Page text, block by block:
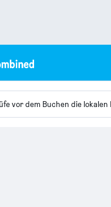
vor dem Buchen die lokalen